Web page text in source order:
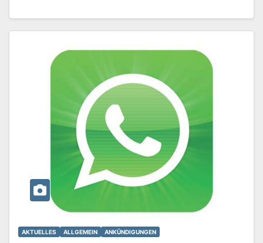
AKTUELLES ALLGEMEIN ANKÜNDIGUNGEN